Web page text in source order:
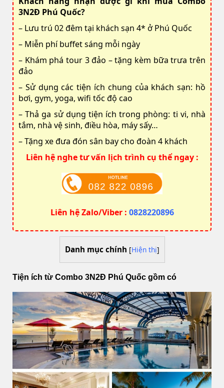
3N2Đ Phú Quốc?
– Lưu trú 02 đêm tại khách sạn 4* ở Phú Quốc
– Miễn phí buffet sáng mỗi ngày
– Khám phá tour 3 đảo – tặng kèm bữa trưa trên
đảo
– Sử dụng các tiện ích chung của khách sạn: hồ
bơi, gym, yoga, wifi tốc độ cao
– Thả ga sử dụng tiện ích trong phòng: ti vi, nhà
tắm, nhà vệ sinh, điều hòa, máy sấy…
– Tặng xe đưa đón sân bay cho đoàn 4 khách
Liên hệ nghe tư vấn lịch trình cụ thể ngay :
Liên hệ Zalo/Viber : 0828220896
Danh mục chính [Hiện thị]
Tiện ích từ Combo 3N2Đ Phú Quốc gồm có